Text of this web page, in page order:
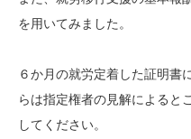
を用いてみました。
６か月の就労定着した証明書
らは指定権者の見解によると
してください。